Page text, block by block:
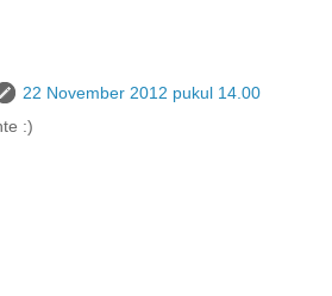
22 November 2012 pukul 14.00
:)